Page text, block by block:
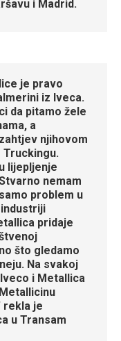
i Madrid.
je pravo
iz Iveca.
da pitamo žele
a
njihovom
lijepljenje
nemam
problem u
pridaje
što gledamo
Na svakoj
i Metallica
rekla je
u Transam